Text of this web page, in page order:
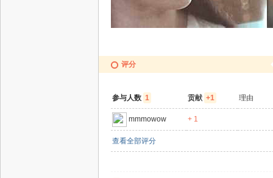
评分
参与人数 1 贡献 +1 理由
mmmowow + 1
查看全部评分